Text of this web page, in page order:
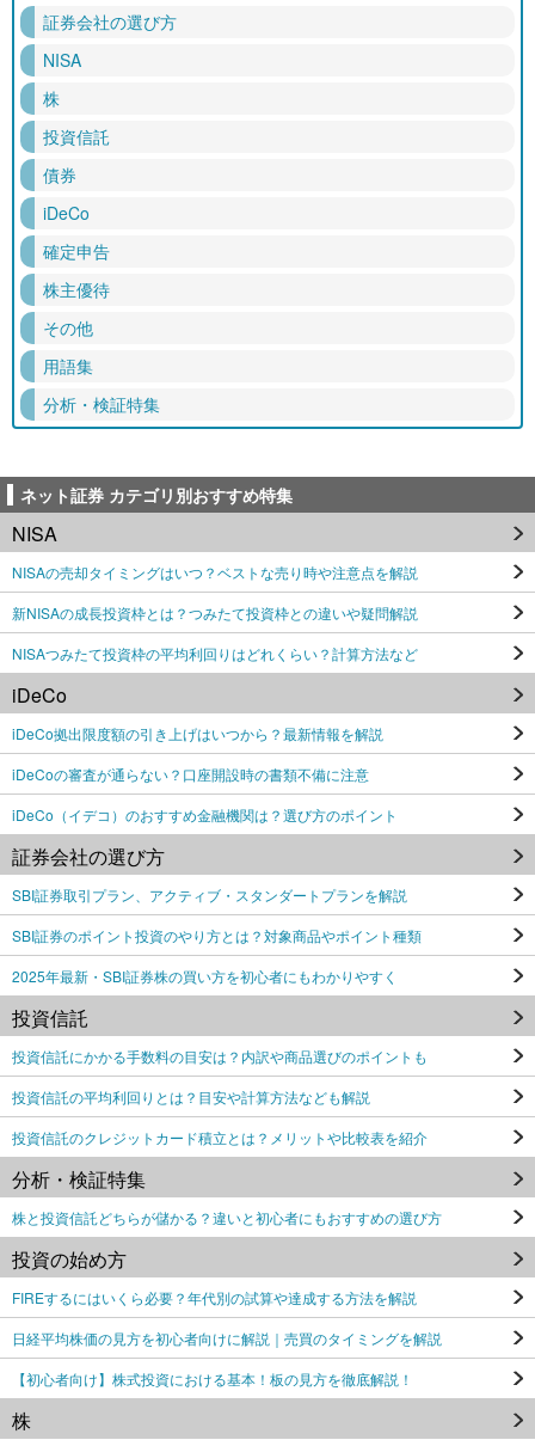
証券会社の選び方
NISA
株
投資信託
債券
iDeCo
確定申告
株主優待
その他
用語集
分析・検証特集
ネット証券 カテゴリ別おすすめ特集
NISA
NISAの売却タイミングはいつ？ベストな売り時や注意点を解説
新NISAの成長投資枠とは？つみたて投資枠との違いや疑問解説
NISAつみたて投資枠の平均利回りはどれくらい？計算方法など
iDeCo
iDeCo拠出限度額の引き上げはいつから？最新情報を解説
iDeCoの審査が通らない？口座開設時の書類不備に注意
iDeCo（イデコ）のおすすめ金融機関は？選び方のポイント
証券会社の選び方
SBI証券取引プラン、アクティブ・スタンダートプランを解説
SBI証券のポイント投資のやり方とは？対象商品やポイント種類
2025年最新・SBI証券株の買い方を初心者にもわかりやすく
投資信託
投資信託にかかる手数料の目安は？内訳や商品選びのポイントも
投資信託の平均利回りとは？目安や計算方法なども解説
投資信託のクレジットカード積立とは？メリットや比較表を紹介
分析・検証特集
株と投資信託どちらが儲かる？違いと初心者にもおすすめの選び方
投資の始め方
FIREするにはいくら必要？年代別の試算や達成する方法を解説
日経平均株価の見方を初心者向けに解説｜売買のタイミングを解説
【初心者向け】株式投資における基本！板の見方を徹底解説！
株